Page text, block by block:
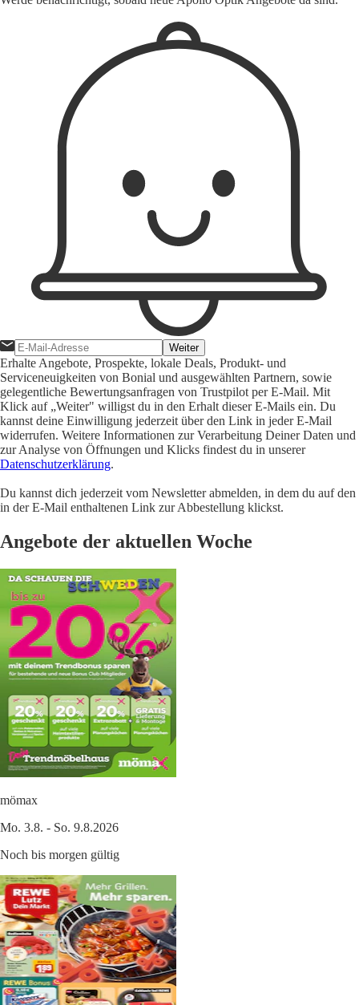
Weiter
Erhalte Angebote, Prospekte, lokale Deals, Produkt- und
Serviceneuigkeiten von Bonial und ausgewählten Partnern, sowie
gelegentliche Bewertungsanfragen von Trustpilot per E-Mail. Mit
Klick auf „Weiter" willigst du in den Erhalt dieser E-Mails ein. Du
kannst deine Einwilligung jederzeit über den Link in jeder E-Mail
widerrufen. Weitere Informationen zur Verarbeitung Deiner Daten und
zur Analyse von Öffnungen und Klicks findest du in unserer
Datenschutzerklärung.
Du kannst dich jederzeit vom Newsletter abmelden, in dem du auf den
in der E-Mail enthaltenen Link zur Abbestellung klickst.
Angebote der aktuellen Woche
mömax
Mo. 3.8. - So. 9.8.2026
Noch bis morgen gültig